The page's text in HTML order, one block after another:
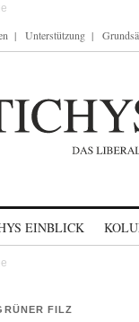
Unterstützung
EINBLICK
FILZ